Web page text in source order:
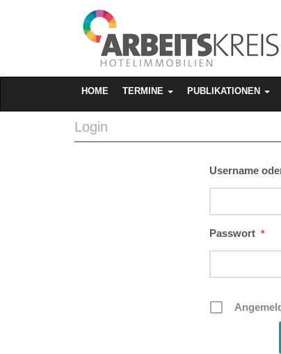
HOME
TERMINE PUBLIKATIONEN
Login
Username
Passwort *